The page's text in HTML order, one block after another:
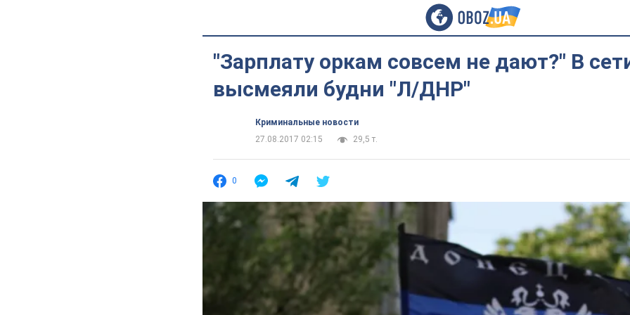
"Зарплату оркам совсем не дают?" В
высмеяли будни "Л/ДНР"
Криминальные новости
27.08.2017 02:15
29,5 т.
0